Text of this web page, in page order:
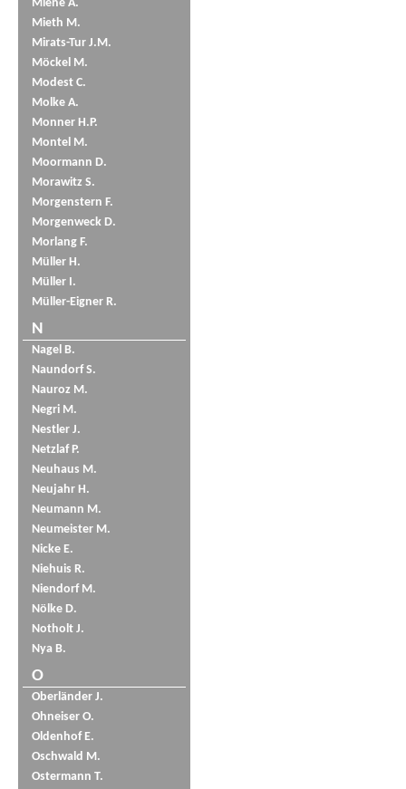
Miene A.
Mieth M.
Mirats-Tur J.M.
Möckel M.
Modest C.
Molke A.
Monner H.P.
Montel M.
Moormann D.
Morawitz S.
Morgenstern F.
Morgenweck D.
Morlang F.
Müller H.
Müller I.
Müller-Eigner R.
N
Nagel B.
Naundorf S.
Nauroz M.
Negri M.
Nestler J.
Netzlaf P.
Neuhaus M.
Neujahr H.
Neumann M.
Neumeister M.
Nicke E.
Niehuis R.
Niendorf M.
Nölke D.
Notholt J.
Nya B.
O
Oberländer J.
Ohneiser O.
Oldenhof E.
Oschwald M.
Ostermann T.